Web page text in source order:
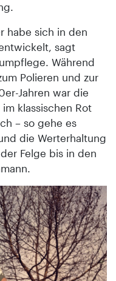
habe sich in den
sagt
Während
Polieren und zur
Jahren war die
klassischen Rot
– so gehe es
die Werterhaltung
Felge bis in den